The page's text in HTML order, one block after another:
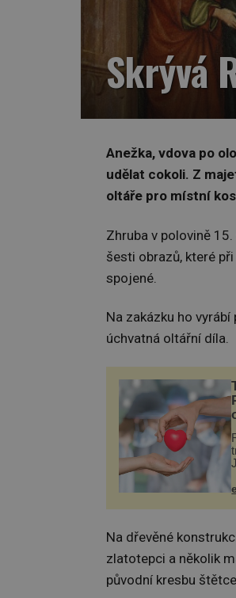
Skrývá
Anežka, vdova po
udělat cokoli. Z
oltáře pro místní
Zhruba v polovině
šesti obrazů, které
spojené.
Na zakázku ho
úchvatná oltářní díla.
Na dřevěné
zlatotepci a několik
původní kresbu